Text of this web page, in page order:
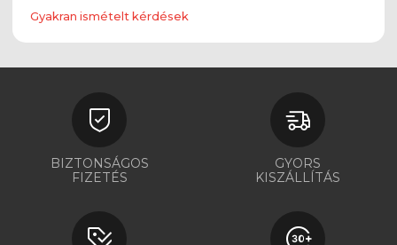
Gyakran ismételt kérdések
BIZTONSÁGOS
FIZETÉS
GYORS
KISZÁLLÍTÁS